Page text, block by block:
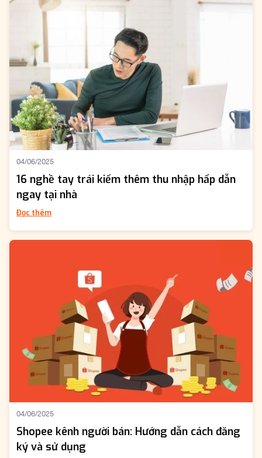
04/06/2025
16 nghề tay trái kiếm thêm thu nhập hấp dẫn
ngay tại nhà
Đọc thêm
04/06/2025
Shopee kênh người bán: Hướng dẫn cách đăng
ký và sử dụng